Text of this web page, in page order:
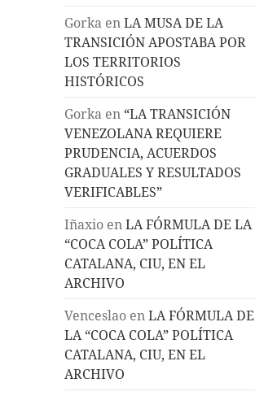
Gorka enLA MUSA DE LA
TRANSICIÓN APOSTABA POR
LOS TERRITORIOS
HISTÓRICOS
Gorka en “LA TRANSICIÓN
VENEZOLANA REQUIERE
PRUDENCIA, ACUERDOS
GRADUALES Y RESULTADOS
VERIFICABLES”
Iñaxio enLA FÓRMULA DE LA
“COCA COLA” POLÍTICA
CATALANA, CIU, EN EL
ARCHIVO
Venceslao enLA FÓRMULA DE
LA “COCA COLA” POLÍTICA
CATALANA, CIU, EN EL
ARCHIVO